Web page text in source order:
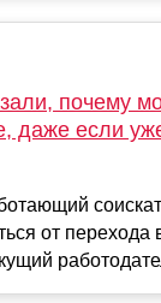
почему
даже если
от перехода